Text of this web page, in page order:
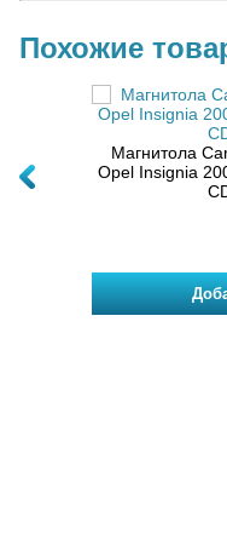
Похожие
32 Gb
Магнитола
Opel Insignia